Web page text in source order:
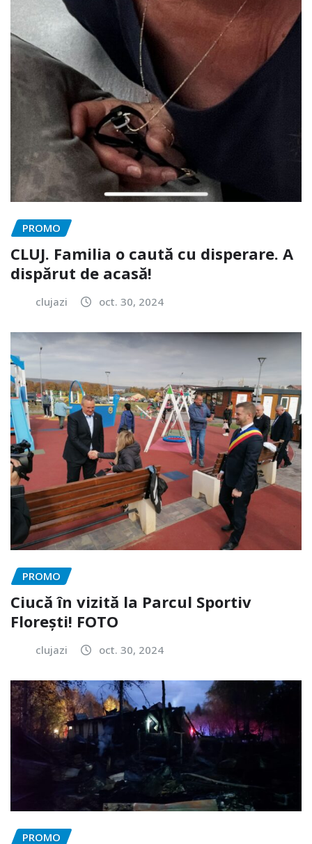
PROMO
CLUJ. Familia o caută cu disperare. A
dispărut de acasă!
clujazi oct. 30, 2024
PROMO
Ciucă în vizită la Parcul Sportiv
Florești! FOTO
clujazi oct. 30, 2024
PROMO